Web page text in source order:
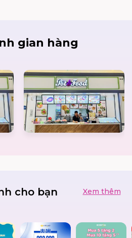
gian hàng
cho bạn Xem thêm